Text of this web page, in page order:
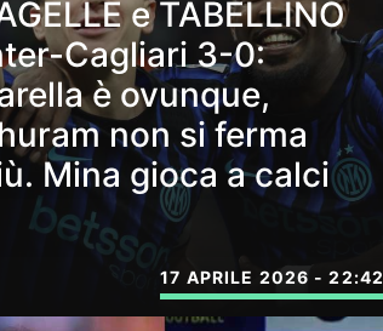
e TABELLINO
Cagliari 3-0:
è ovunque,
non si ferma
Mina gioca a calci
17 APRILE 2026 - 22:42